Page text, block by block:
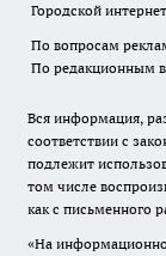
Городской
По вопросам
По редакционным
Вся информация,
соответствии с
подлежит
том числе
как с письменного
«На